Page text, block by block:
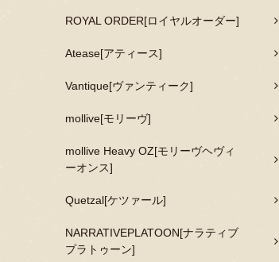
ROYAL ORDER[ロイヤルオーダー]
Atease[アティース]
Vantique[ヴァンティーク]
mollive[モリーヴ]
mollive Heavy OZ[モリーヴヘヴィ
ーオンス]
Quetzal[ケツァール]
NARRATIVEPLATOON[ナラティブ
プラトゥーン]